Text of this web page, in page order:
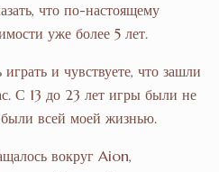
что по-настоящему
уже более 5 лет.
и чувствуете, что зашли
С 13 до 23 лет игры были не
всей моей жизнью.
вокруг Aion,